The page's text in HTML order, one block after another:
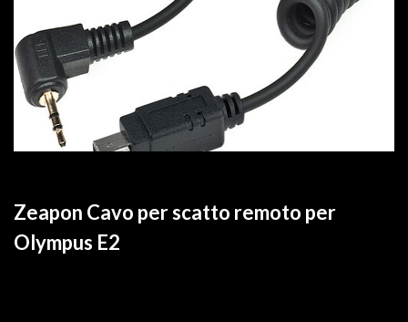
Zeapon Cavo per scatto remoto per
Olympus E2